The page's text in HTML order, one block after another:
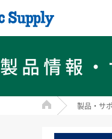
製品情報
HOME 製品・サ